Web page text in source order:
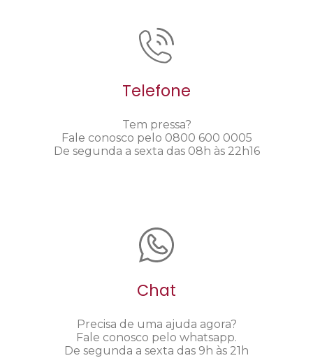
Telefone
Tem pressa?
Fale conosco pelo 0800 600 0005
De segunda a sexta das 08h às 22h16
Chat
Precisa de uma ajuda agora?
Fale conosco pelo whatsapp.
De segunda a sexta das 9h às 21h